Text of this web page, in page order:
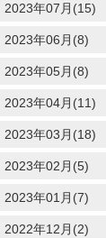
2023年07月(15)
2023年06月(8)
2023年05月(8)
2023年04月(11)
2023年03月(18)
2023年02月(5)
2023年01月(7)
2022年12月(2)